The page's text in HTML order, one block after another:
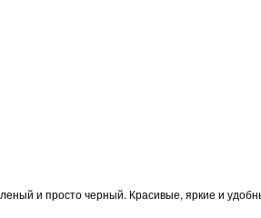
и просто черный. Красивые, яркие и